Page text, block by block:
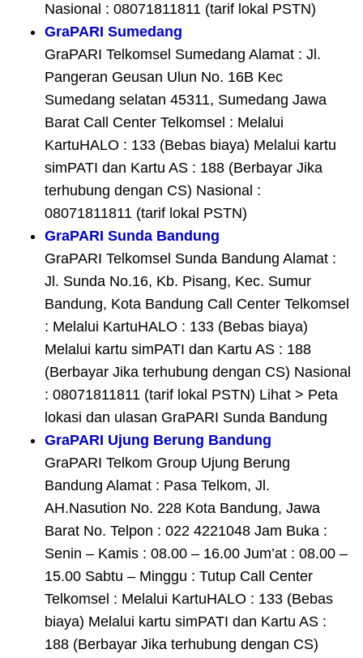
Nasional : 08071811811 (tarif lokal PSTN)
GraPARI Sumedang
GraPARI Telkomsel Sumedang Alamat : Jl.
Pangeran Geusan Ulun No. 16B Kec
Sumedang selatan 45311, Sumedang Jawa
Barat Call Center Telkomsel : Melalui
KartuHALO : 133 (Bebas biaya) Melalui kartu
simPATI dan Kartu AS : 188 (Berbayar Jika
terhubung dengan CS) Nasional :
08071811811 (tarif lokal PSTN)
GraPARI Sunda Bandung
GraPARI Telkomsel Sunda Bandung Alamat :
Jl. Sunda No.16, Kb. Pisang, Kec. Sumur
Bandung, Kota Bandung Call Center Telkomsel
: Melalui KartuHALO : 133 (Bebas biaya)
Melalui kartu simPATI dan Kartu AS : 188
(Berbayar Jika terhubung dengan CS) Nasional
: 08071811811 (tarif lokal PSTN) Lihat > Peta
lokasi dan ulasan GraPARI Sunda Bandung
GraPARI Ujung Berung Bandung
GraPARI Telkom Group Ujung Berung
Bandung Alamat : Pasa Telkom, Jl.
AH.Nasution No. 228 Kota Bandung, Jawa
Barat No. Telpon : 022 4221048 Jam Buka :
Senin – Kamis : 08.00 – 16.00 Jum’at : 08.00 –
15.00 Sabtu – Minggu : Tutup Call Center
Telkomsel : Melalui KartuHALO : 133 (Bebas
biaya) Melalui kartu simPATI dan Kartu AS :
188 (Berbayar Jika terhubung dengan CS)